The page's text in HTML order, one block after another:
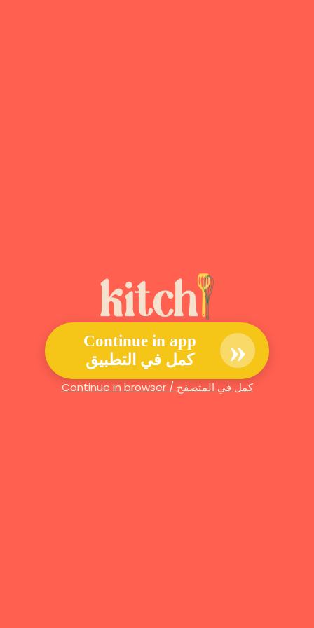
Continue in app
كمل في التطبيق
»
Continue in browser / كمل في المتصفح